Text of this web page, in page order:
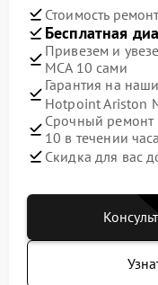
Стоимость
Бесплатная
Привезем и
MCA 10 сами
Гарантия на
Hotpoint Ariston
Срочный
10 в течении часа
Скидка для вас